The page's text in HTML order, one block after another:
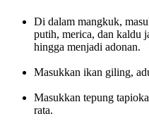
Di dalam mangkuk,
putih, merica, dan kaldu
hingga menjadi adonan.
Masukkan ikan giling,
Masukkan tepung
rata.